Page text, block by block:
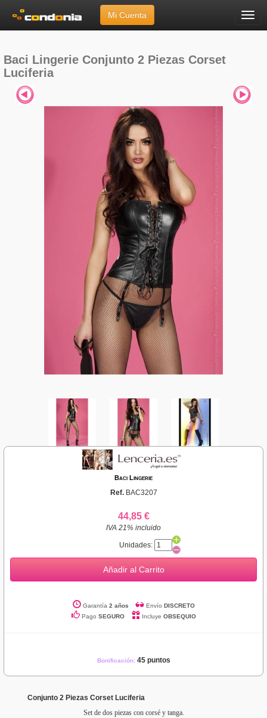
Menú
Mi Cuenta
Baci Lingerie»Conjunto 2 Piezas Corset Luciferia
Baci Lingerie Conjunto 2 Piezas Corset
Luciferia
Baci Lingerie
Ref. BAC3207
44,85 €
IVA 21% incluido
Unidades:
Añadir al Carrito
Garantía 2 años Envío DISCRETO
Pago SEGURO Incluye OBSEQUIO
Bonificación: 45 puntos
Conjunto 2 Piezas Corset Luciferia
Set de dos piezas con corsé y tanga.